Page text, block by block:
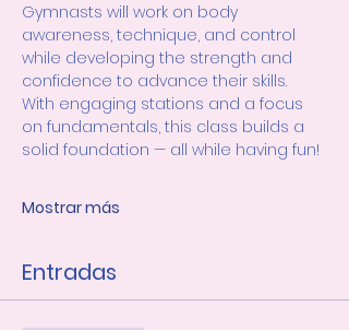
Gymnasts will work on body
awareness, technique, and control
while developing the strength and
confidence to advance their skills.
With engaging stations and a focus
on fundamentals, this class builds a
solid foundation — all while having fun!
Mostrar más
Entradas